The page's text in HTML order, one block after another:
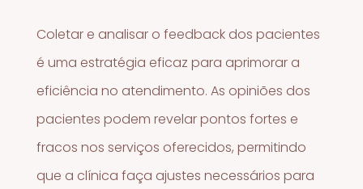
Coletar e analisar o feedback dos pacientes
é uma estratégia eficaz para aprimorar a
eficiência no atendimento. As opiniões dos
pacientes podem revelar pontos fortes e
fracos nos serviços oferecidos, permitindo
que a clínica faça ajustes necessários para